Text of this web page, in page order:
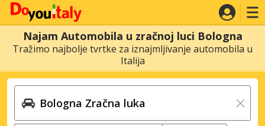
Najam Automobila u zračnoj luci Bologna
Tražimo najbolje tvrtke za iznajmljivanje automobila u
Italija